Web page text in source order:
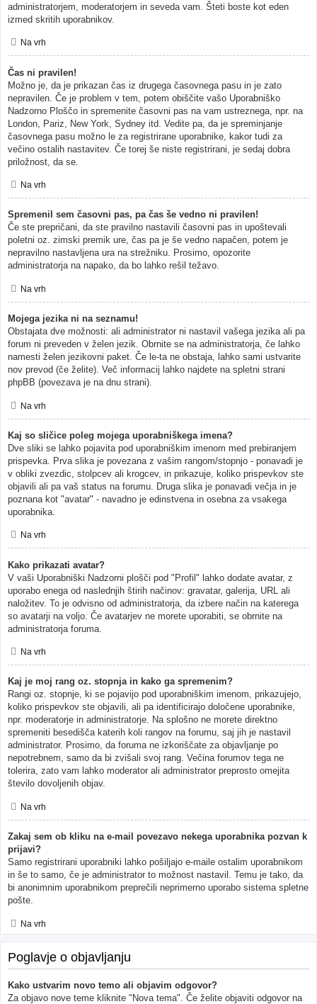
administratorjem, moderatorjem in seveda vam. Šteti boste kot eden
izmed skritih uporabnikov.
Na vrh
Čas ni pravilen!
Možno je, da je prikazan čas iz drugega časovnega pasu in je zato
nepravilen. Če je problem v tem, potem obiščite vašo Uporabniško
Nadzorno Ploščo in spremenite časovni pas na vam ustreznega, npr. na
London, Pariz, New York, Sydney itd. Vedite pa, da je spreminjanje
časovnega pasu možno le za registrirane uporabnike, kakor tudi za
večino ostalih nastavitev. Če torej še niste registrirani, je sedaj dobra
priložnost, da se.
Na vrh
Spremenil sem časovni pas, pa čas še vedno ni pravilen!
Če ste prepričani, da ste pravilno nastavili časovni pas in upoštevali
poletni oz. zimski premik ure, čas pa je še vedno napačen, potem je
nepravilno nastavljena ura na strežniku. Prosimo, opozorite
administratorja na napako, da bo lahko rešil težavo.
Na vrh
Mojega jezika ni na seznamu!
Obstajata dve možnosti: ali administrator ni nastavil vašega jezika ali pa
forum ni preveden v želen jezik. Obrnite se na administratorja, če lahko
namesti želen jezikovni paket. Če le-ta ne obstaja, lahko sami ustvarite
nov prevod (če želite). Več informacij lahko najdete na spletni strani
phpBB (povezava je na dnu strani).
Na vrh
Kaj so sličice poleg mojega uporabniškega imena?
Dve sliki se lahko pojavita pod uporabniškim imenom med prebiranjem
prispevka. Prva slika je povezana z vašim rangom/stopnjo - ponavadi je
v obliki zvezdic, stolpcev ali krogcev, in prikazuje, koliko prispevkov ste
objavili ali pa vaš status na forumu. Druga slika je ponavadi večja in je
poznana kot "avatar" - navadno je edinstvena in osebna za vsakega
uporabnika.
Na vrh
Kako prikazati avatar?
V vaši Uporabniški Nadzorni plošči pod "Profil" lahko dodate avatar, z
uporabo enega od naslednjih štirih načinov: gravatar, galerija, URL ali
naložitev. To je odvisno od administratorja, da izbere način na katerega
so avatarji na voljo. Če avatarjev ne morete uporabiti, se obrnite na
administratorja foruma.
Na vrh
Kaj je moj rang oz. stopnja in kako ga spremenim?
Rangi oz. stopnje, ki se pojavijo pod uporabniškim imenom, prikazujejo,
koliko prispevkov ste objavili, ali pa identificirajo določene uporabnike,
npr. moderatorje in administratorje. Na splošno ne morete direktno
spremeniti besedišča katerih koli rangov na forumu, saj jih je nastavil
administrator. Prosimo, da foruma ne izkoriščate za objavljanje po
nepotrebnem, samo da bi zvišali svoj rang. Večina forumov tega ne
tolerira, zato vam lahko moderator ali administrator preprosto omejita
število dovoljenih objav.
Na vrh
Zakaj sem ob kliku na e-mail povezavo nekega uporabnika pozvan k
prijavi?
Samo registrirani uporabniki lahko pošiljajo e-maile ostalim uporabnikom
in še to samo, če je administrator to možnost nastavil. Temu je tako, da
bi anonimnim uporabnikom preprečili neprimerno uporabo sistema spletne
pošte.
Na vrh
Poglavje o objavljanju
Kako ustvarim novo temo ali objavim odgovor?
Za objavo nove teme kliknite "Nova tema". Če želite objaviti odgovor na